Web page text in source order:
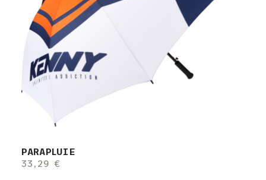
PARAPLUIE
33,29 €